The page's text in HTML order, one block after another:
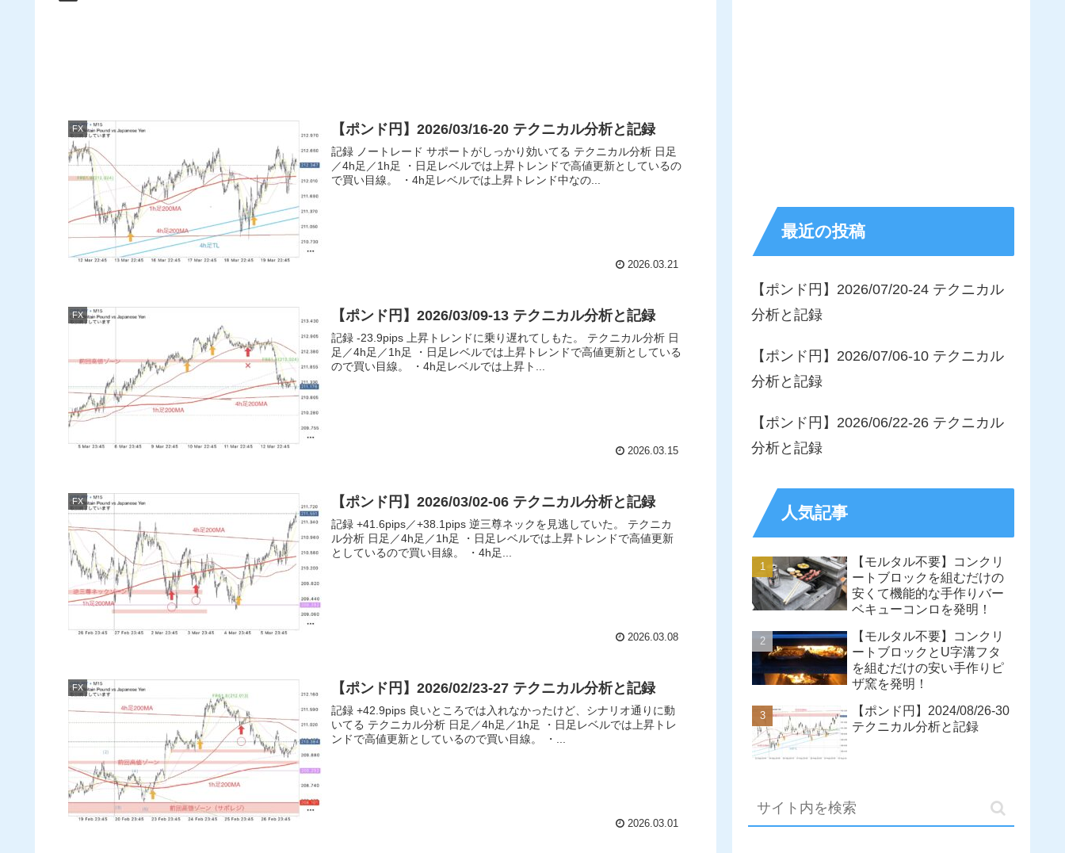
FX 【ポンド円】2026/03/16-20 テクニカル分析と記録
記録 ノートレード サポートがしっかり効いてる テクニカル分析 日足
／4h足／1h足 ・日足レベルでは上昇トレンドで高値更新としているの
で買い目線。 ・4h足レベルでは上昇トレンド中なの...
2026.03.21
FX 【ポンド円】2026/03/09-13 テクニカル分析と記録
記録 -23.9pips 上昇トレンドに乗り遅れてしもた。 テクニカル分析 日
足／4h足／1h足 ・日足レベルでは上昇トレンドで高値更新としている
ので買い目線。 ・4h足レベルでは上昇ト...
2026.03.15
FX 【ポンド円】2026/03/02-06 テクニカル分析と記録
記録 +41.6pips／+38.1pips 逆三尊ネックを見逃していた。 テクニカ
ル分析 日足／4h足／1h足 ・日足レベルでは上昇トレンドで高値更新
としているので買い目線。 ・4h足...
2026.03.08
FX 【ポンド円】2026/02/23-27 テクニカル分析と記録
記録 +42.9pips 良いところでは入れなかったけど、シナリオ通りに動
いてる テクニカル分析 日足／4h足／1h足 ・日足レベルでは上昇トレ
ンドで高値更新としているので買い目線。 ・...
2026.03.01
最近の投稿
【ポンド円】2026/07/20-24 テクニカル
分析と記録
【ポンド円】2026/07/06-10 テクニカル
分析と記録
【ポンド円】2026/06/22-26 テクニカル
分析と記録
人気記事
【モルタル不要】コンクリ
ートブロックを組むだけの
安くて機能的な手作りバー
ベキューコンロを発明！
【モルタル不要】コンクリ
ートブロックとU字溝フタ
を組むだけの安い手作りピ
ザ窯を発明！
【ポンド円】2024/08/26-30
テクニカル分析と記録